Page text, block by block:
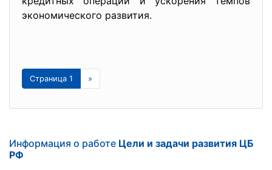
экономического развития.
Страница 1 »
Информация о работе Цели и задачи развития ЦБ
РФ